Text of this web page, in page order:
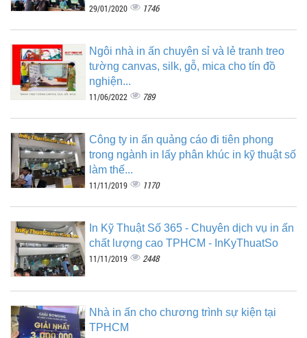
29/01/2020 1746
Ngôi nhà in ấn chuyên sỉ và lẻ tranh treo
tường canvas, silk, gỗ, mica cho tín đồ
nghiện...
11/06/2022 789
Công ty in ấn quảng cáo đi tiên phong
trong ngành in lấy phân khúc in kỹ thuật số
làm thế...
11/11/2019 1170
In Kỹ Thuật Số 365 - Chuyên dịch vụ in ấn
chất lượng cao TPHCM - InKyThuatSo
11/11/2019 2448
Nhà in ấn cho chương trình sự kiện tại
TPHCM